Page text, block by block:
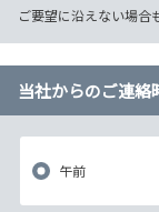
ご要望に沿えない場合
当社からのご連絡
午前